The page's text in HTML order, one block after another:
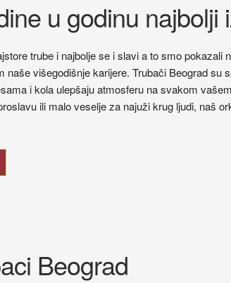
u godinu najbolji
trube i najbolje se i slavi a to smo pokazali
naše višegodišnje karijere. Trubači Beograd su
i kola ulepšaju atmosferu na svakom
ili malo veselje za najuži krug ljudi, naš
Beograd